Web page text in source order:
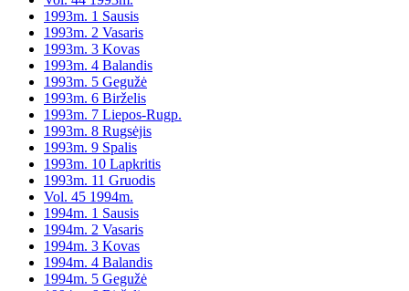
1993m. 1 Sausis
1993m. 2 Vasaris
1993m. 3 Kovas
1993m. 4 Balandis
1993m. 5 Gegužė
1993m. 6 Birželis
1993m. 7 Liepos-Rugp.
1993m. 8 Rugsėjis
1993m. 9 Spalis
1993m. 10 Lapkritis
1993m. 11 Gruodis
Vol. 45 1994m.
1994m. 1 Sausis
1994m. 2 Vasaris
1994m. 3 Kovas
1994m. 4 Balandis
1994m. 5 Gegužė